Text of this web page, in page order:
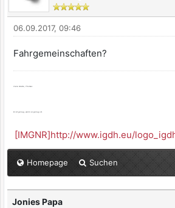
06.09.2017, 09:46
Fahrgemeinschaften?
Viele Grüße, Thomas
Es ist genug, wenn es genug ist.
[IMGNR]http://www.igdh.eu/
Homepage Suchen
Jonies Papa